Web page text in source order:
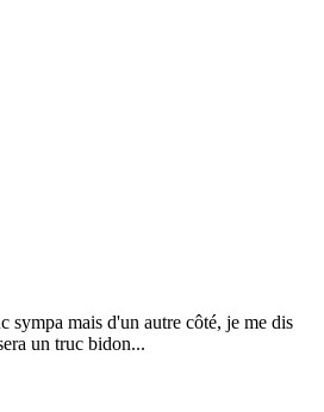
sympa mais d'un autre côté, je me dis
un truc bidon...